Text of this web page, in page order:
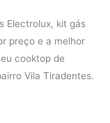
Electrolux, kit gás
preço e a melhor
cooktop de
Vila Tiradentes.